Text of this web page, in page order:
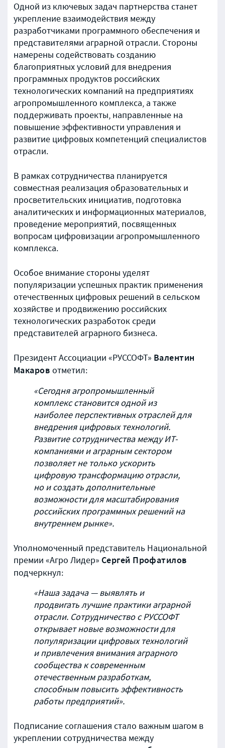
Одной из ключевых задач партнерства станет
укрепление взаимодействия между
разработчиками программного обеспечения и
представителями аграрной отрасли. Стороны
намерены содействовать созданию
благоприятных условий для внедрения
программных продуктов российских
технологических компаний на предприятиях
агропромышленного комплекса, а также
поддерживать проекты, направленные на
повышение эффективности управления и
развитие цифровых компетенций специалистов
отрасли.
В рамках сотрудничества планируется
совместная реализация образовательных и
просветительских инициатив, подготовка
аналитических и информационных материалов,
проведение мероприятий, посвященных
вопросам цифровизации агропромышленного
комплекса.
Особое внимание стороны уделят
популяризации успешных практик применения
отечественных цифровых решений в сельском
хозяйстве и продвижению российских
технологических разработок среди
представителей аграрного бизнеса.
Президент Ассоциации «РУССОФТ» Валентин
Макаров отметил:
«Сегодня агропромышленный
комплекс становится одной из
наиболее перспективных отраслей для
внедрения цифровых технологий.
Развитие сотрудничества между ИТ-
компаниями и аграрным сектором
позволяет не только ускорить
цифровую трансформацию отрасли,
но и создать дополнительные
возможности для масштабирования
российских программных решений на
внутреннем рынке».
Уполномоченный представитель Национальной
премии «Агро Лидер» Сергей Профатилов
подчеркнул:
«Наша задача — выявлять и
продвигать лучшие практики аграрной
отрасли. Сотрудничество с РУССОФТ
открывает новые возможности для
популяризации цифровых технологий
и привлечения внимания аграрного
сообщества к современным
отечественным разработкам,
способным повысить эффективность
работы предприятий».
Подписание соглашения стало важным шагом в
укреплении сотрудничества между